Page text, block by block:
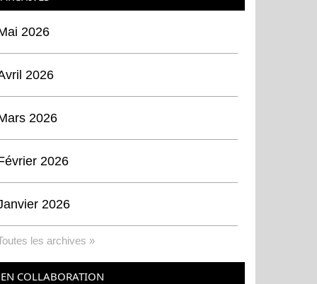
2026
2026
2026
2026
2026
les archives »
EN COLLABORATION